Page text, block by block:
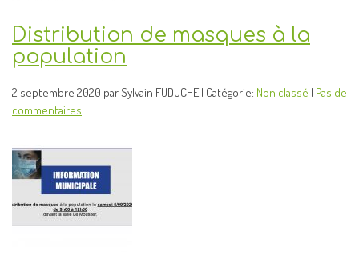
Distribution de masques à la
population
2 septembre 2020 par Sylvain FUDUCHE | Catégorie: Non classé | Pas de
commentaires